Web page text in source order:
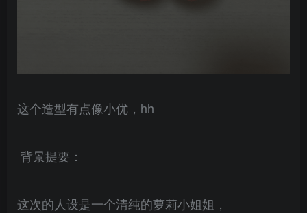
这个造型有点像小优，hh
背景提要：
这次的人设是一个清纯的萝莉小姐姐，